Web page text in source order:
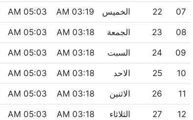
07
22 الخميس 03:19 AM
05:03 AM
08
23 الجمعة 03:18 AM
05:03 AM
09
24 السبت 03:18 AM
05:03 AM
10
25 الاحد 03:18 AM
05:03 AM
11
26 الاثنين 03:18 AM
05:03 AM
12
27 الثلاثاء 03:18 AM
05:03 AM